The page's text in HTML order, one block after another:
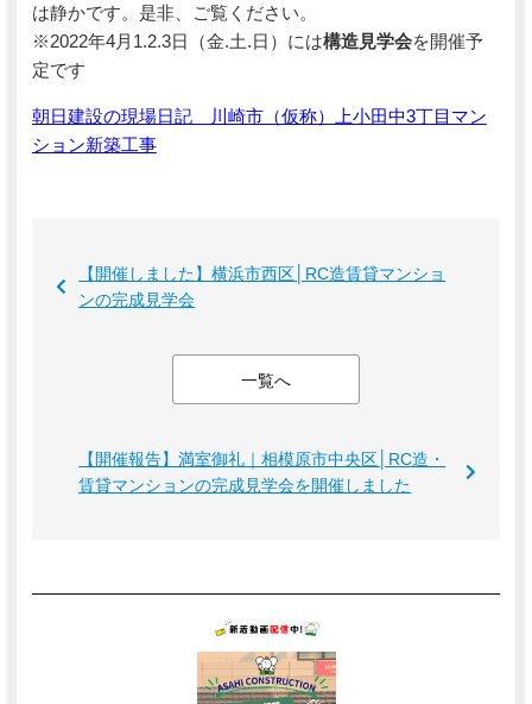
は静かです。是非、ご覧ください。
※2022年4月1.2.3日（金.土.日）には構造見学会を開催予
定です
朝日建設の現場日記 川崎市（仮称）上小田中3丁目マン
ション新築工事
【開催しました】横浜市西区│RC造賃貸マンショ
ンの完成見学会
一覧へ
【開催報告】満室御礼｜相模原市中央区│RC造・
賃貸マンションの完成見学会を開催しました